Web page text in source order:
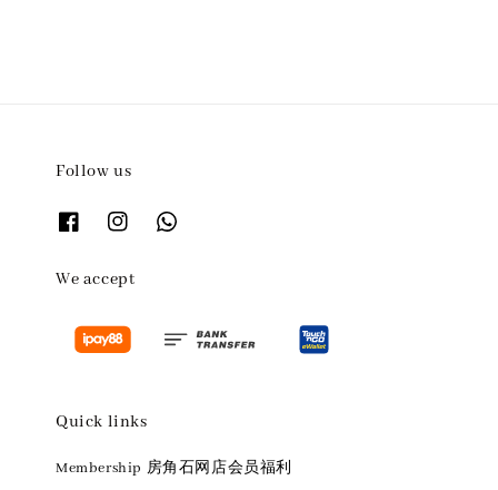
Follow us
We accept
Quick links
Membership 房角石网店会员福利